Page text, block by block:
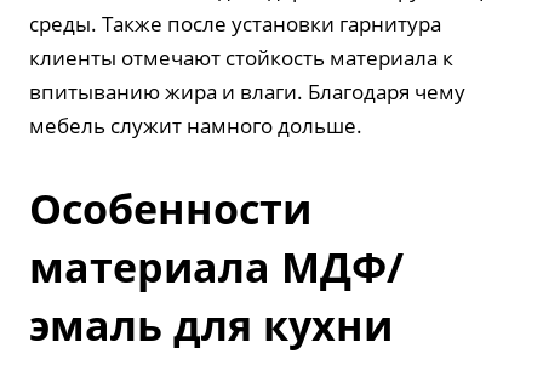
среды. Также после установки гарнитура
клиенты отмечают стойкость материала к
впитыванию жира и влаги. Благодаря чему
мебель служит намного дольше.
Особенности
материала МДФ/
эмаль для кухни